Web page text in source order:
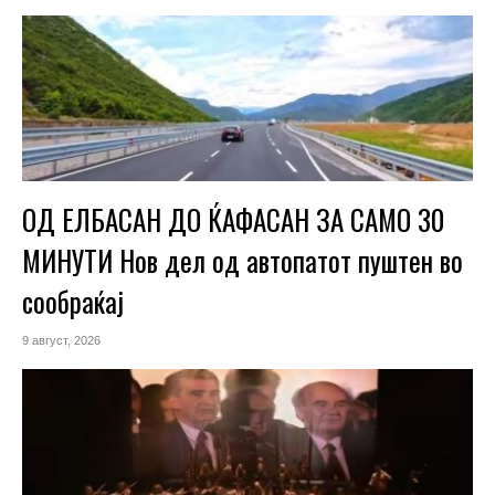
ОД ЕЛБАСАН ДО ЌАФАСАН ЗА САМО 30
МИНУТИ Нов дел од автопатот пуштен во
сообраќај
9 август, 2026